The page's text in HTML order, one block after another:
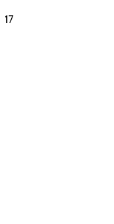
17